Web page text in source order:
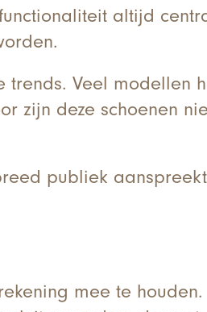
altijd
Veel modellen
zijn deze schoenen
publiek
mee te